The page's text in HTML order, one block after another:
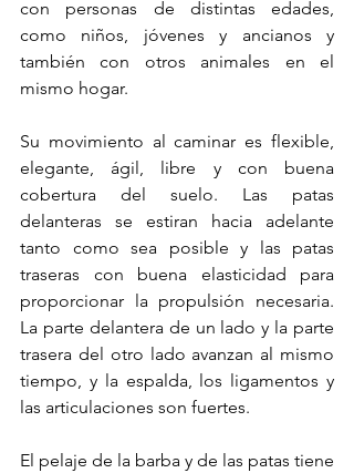
con personas de distintas edades,
como niños, jóvenes y ancianos y
también con otros animales en el
mismo hogar.
Su movimiento al caminar es flexible,
elegante, ágil, libre y con buena
cobertura del suelo. Las patas
delanteras se estiran hacia adelante
tanto como sea posible y las patas
traseras con buena elasticidad para
proporcionar la propulsión necesaria.
La parte delantera de un lado y la parte
trasera del otro lado avanzan al mismo
tiempo, y la espalda, los ligamentos y
las articulaciones son fuertes.
El pelaje de la barba y de las patas tiene